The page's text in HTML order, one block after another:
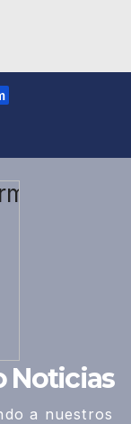
Noticias
a nuestros